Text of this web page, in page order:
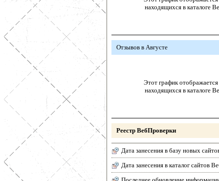
находящихся в каталоге
Отзывов в Августе
Этот график отображается
находящихся в каталоге
Реестр ВебПроверки
Дата занесения в базу новых
Дата занесения в каталог сайтов